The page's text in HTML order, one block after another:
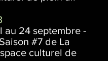
au 24 septembre -
#7 de La
culturel de